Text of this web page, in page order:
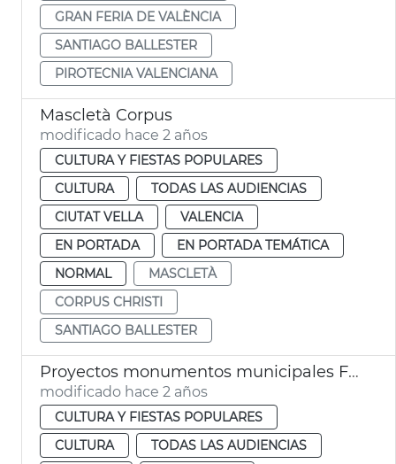
GRAN FERIA DE VALÈNCIA
SANTIAGO BALLESTER
PIROTECNIA VALENCIANA
Mascletà Corpus
modificado hace 2 años
CULTURA Y FIESTAS POPULARES
CULTURA
TODAS LAS AUDIENCIAS
CIUTAT VELLA
VALENCIA
EN PORTADA
EN PORTADA TEMÁTICA
NORMAL
MASCLETÀ
CORPUS CHRISTI
SANTIAGO BALLESTER
Proyectos monumentos municipales Fallas 2024
modificado hace 2 años
CULTURA Y FIESTAS POPULARES
CULTURA
TODAS LAS AUDIENCIAS